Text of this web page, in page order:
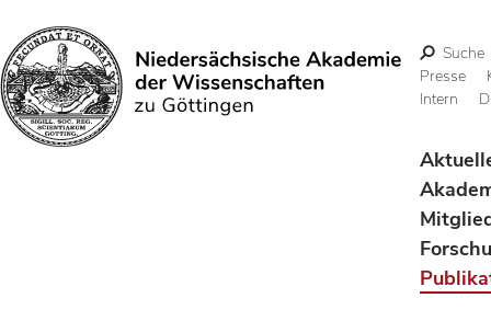
Suchen
Suche
Presse
Intern